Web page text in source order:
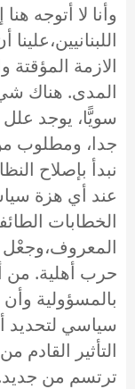
وأنا لا أتوجه
الازمة المؤقتة
المدى. هناك
سويًّا، يوجد
جدا، ومطلوب
نبدأ بإصلاح
عند أي هزة
الخطابات
المعروف،وجعْل
حرب أهلية. من
بالمسؤولية
سياسي لتحديد
التأثير القادم
ترتسم من